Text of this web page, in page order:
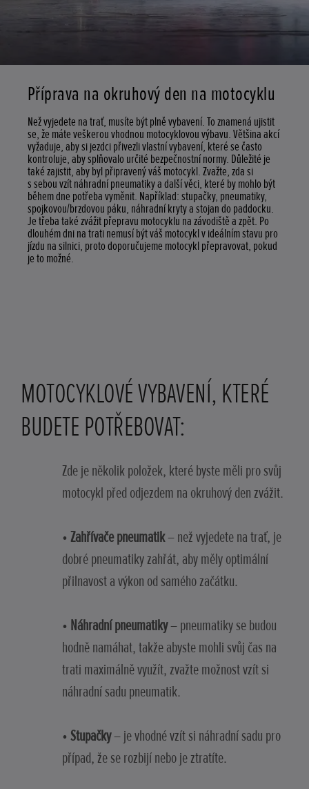
Příprava na okruhový den na motocyklu
Než vyjedete na trať, musíte být plně vybavení. To znamená ujistit
se, že máte veškerou vhodnou motocyklovou výbavu. Většina akcí
vyžaduje, aby si jezdci přivezli vlastní vybavení, které se často
kontroluje, aby splňovalo určité bezpečnostní normy. Důležité je
také zajistit, aby byl připravený váš motocykl. Zvažte, zda si
s sebou vzít náhradní pneumatiky a další věci, které by mohlo být
během dne potřeba vyměnit. Například: stupačky, pneumatiky,
spojkovou/brzdovou páku, náhradní kryty a stojan do paddocku.
Je třeba také zvážit přepravu motocyklu na závodiště a zpět. Po
dlouhém dni na trati nemusí být váš motocykl v ideálním stavu pro
jízdu na silnici, proto doporučujeme motocykl přepravovat, pokud
je to možné.
MOTOCYKLOVÉ VYBAVENÍ, KTERÉ
BUDETE POTŘEBOVAT:
Zde je několik položek, které byste měli pro svůj
motocykl před odjezdem na okruhový den zvážit.
• Zahřívače pneumatik– než vyjedete na trať, je
dobré pneumatiky zahřát, aby měly optimální
přilnavost a výkon od samého začátku.
• Náhradní pneumatiky– pneumatiky se budou
hodně namáhat, takže abyste mohli svůj čas na
trati maximálně využít, zvažte možnost vzít si
náhradní sadu pneumatik.
• Stupačky– je vhodné vzít si náhradní sadu pro
případ, že se rozbijí nebo je ztratíte.